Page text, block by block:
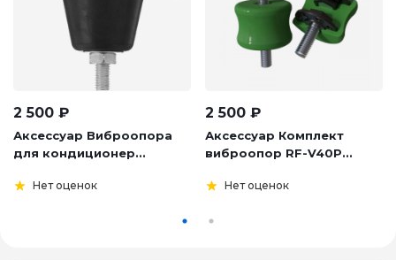
2 500 ₽
Аксессуар Виброопора
для кондиционер...
Нет оценок
2 500 ₽
Аксессуар Комплект
виброопор RF-V40P...
Нет оценок